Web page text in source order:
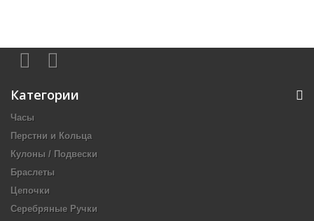
Категории
Часы
Перстни и Кольца
Кулоны / Подвески
Браслеты
Цепочки
Серебряные Ручки